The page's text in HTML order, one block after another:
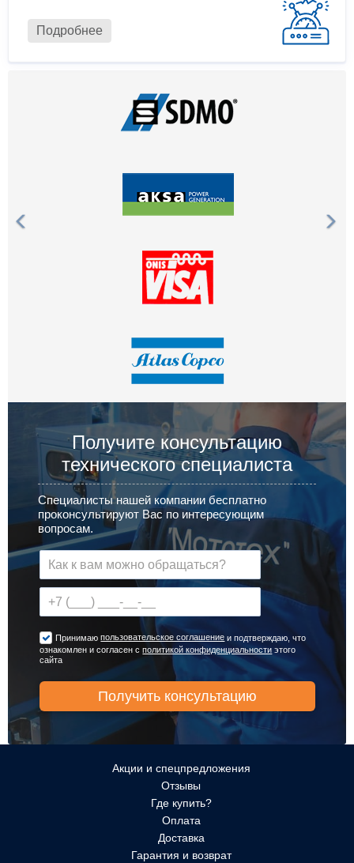
Подробнее
Получите консультацию
технического специалиста
Специалисты нашей компании бесплатно
проконсультируют Вас по интересующим
вопросам.
Принимаюпользовательское соглашение и подтверждаю, что
ознакомлен и согласен сполитикой конфиденциальности этого
сайта
Акции и спецпредложения
Отзывы
Где купить?
Оплата
Доставка
Гарантия и возврат